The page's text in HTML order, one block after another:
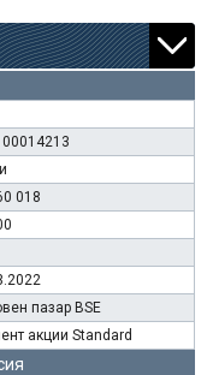
018
пазар BSE
акции Standard